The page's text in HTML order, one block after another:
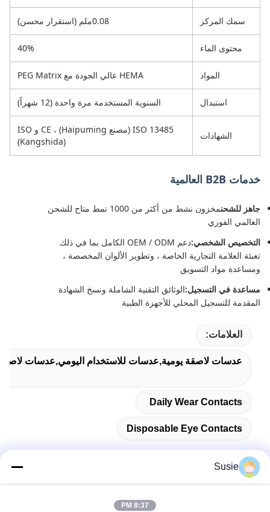
سمك المركز 0.08ملم (استقرار محسن)
محتوى الماء 40%
المواد HEMA عالي الجودة مع PEG Matrix
استبدال السنوية المستخدمة مرة واحدة (12 شهراً)
الشهادات
ISO 13485 (مصنع Haipuming) ، CE و ISO
(Kangshida)
خدمات B2B العالمية
جاهز للشحن
مخزون نشط من أكثر من 1000 نمط متاح للشحن
العالمي الفوري
التخصيص الشخصي:
دعم OEM / ODM الكامل بما في ذلك
تعبئة العلامة التجارية الخاصة ، وتطوير الألوان المخصصة ،
ومساعدة مواد التسويق
مساعدة في التسجيل:الوثائق التقنية الشاملة ونسخ الشهادة
المقدمة للتسجيل المحلي للأجهزة الطبية
العلامات:
عدسات لاصقة يومية,عدسات للاستخدام اليومي,عدسات لاصقة
Daily Wear Contacts
Disposable Eye Contacts
Susie
8:37 PM